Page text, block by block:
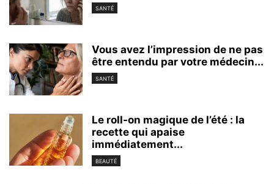
SANTÉ
Vous avez l’impression de ne pas
être entendu par votre médecin...
SANTÉ
Le roll-on magique de l’été : la
recette qui apaise
immédiatement...
BEAUTÉ